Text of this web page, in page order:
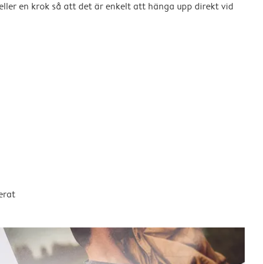
en krok så att det är enkelt att hänga upp direkt vid